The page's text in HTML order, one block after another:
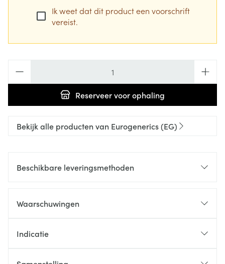
Ik weet dat dit product een voorschrift
vereist.
Reserveervoor ophaling
Bekijk alle producten van Eurogenerics (EG)
Beschikbare leveringsmethoden
Waarschuwingen
Indicatie